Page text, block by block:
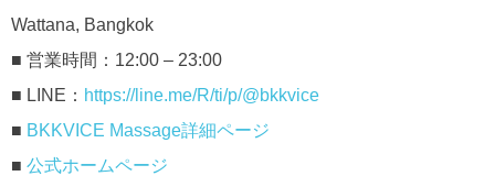
Wattana, Bangkok
■ 営業時間：12:00 – 23:00
■ LINE： https://line.me/R/ti/p/@bkkvice
■ BKKVICE Massage詳細ページ
■ 公式ホームページ